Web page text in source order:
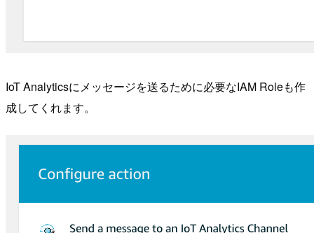
IoT Analyticsにメッセージを送るために必要なIAM Roleも作
成してくれます。